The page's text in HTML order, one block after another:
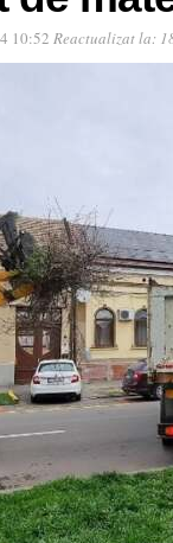
10:52 Reactualizat la: